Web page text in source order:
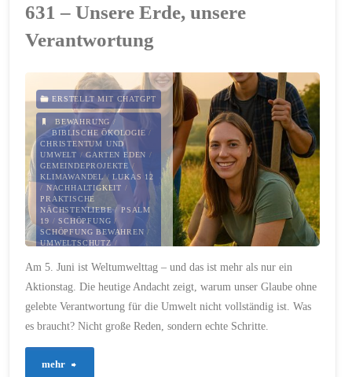
631 – Unsere Erde, unsere
Verantwortung
ERSTELLT MIT CHATGPT
BEWAHRUNG /
BIBLISCHE ÖKOLOGIE /
CHRISTENTUM UND
UMWELT /GARTEN EDEN /
GEMEINDEPROJEKTE/
KLIMAWANDEL/LUKAS 12
/ NACHHALTIGKEIT /
PRAKTISCHE
NÄCHSTENLIEBE/ PSALM
19 /SCHÖPFUNG /
SCHÖPFUNG BEWAHREN /
UMWELTSCHUTZ/
WELTUMWELTTAG
5. JUNI 2025
Am 5. Juni ist Weltumwelttag – und das ist mehr als nur ein
Aktionstag. Die heutige Andacht zeigt, warum unser Glaube ohne
gelebte Verantwortung für die Umwelt nicht vollständig ist. Was
es braucht? Nicht große Reden, sondern echte Schritte.
mehr